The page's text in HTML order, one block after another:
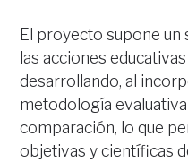
El proyecto supone
las acciones
desarrollando, al
metodología
comparación, lo que
objetivas y científicas